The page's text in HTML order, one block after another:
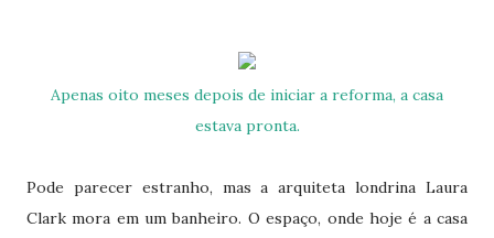
Apenas oito meses depois de iniciar a reforma, a casa
estava pronta.
Pode parecer estranho, mas a arquiteta londrina Laura
Clark mora em um banheiro. O espaço, onde hoje é a casa